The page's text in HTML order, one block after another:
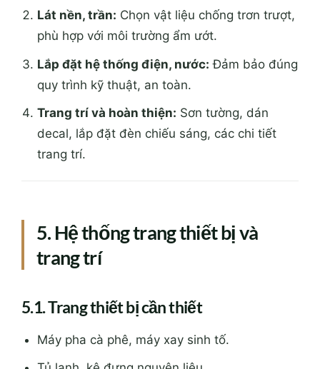
Lát nền, trần: Chọn vật liệu chống trơn trượt,
phù hợp với môi trường ẩm ướt.
Lắp đặt hệ thống điện, nước: Đảm bảo đúng
quy trình kỹ thuật, an toàn.
Trang trí và hoàn thiện: Sơn tường, dán
decal, lắp đặt đèn chiếu sáng, các chi tiết
trang trí.
5. Hệ thống trang thiết bị và
trang trí
5.1. Trang thiết bị cần thiết
Máy pha cà phê, máy xay sinh tố.